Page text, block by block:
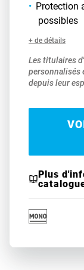
Protection
possibles
+ de détails
Les titulaires
personnalisés
depuis leur
Plus